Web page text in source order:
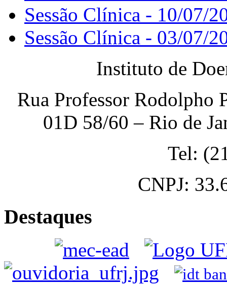
Sessão Clínica - 10/07/
Sessão Clínica - 03/07/
Instituto de
Rua Professor Rodolpho
01D 58/60 – Rio de
Tel:
CNPJ:
Destaques